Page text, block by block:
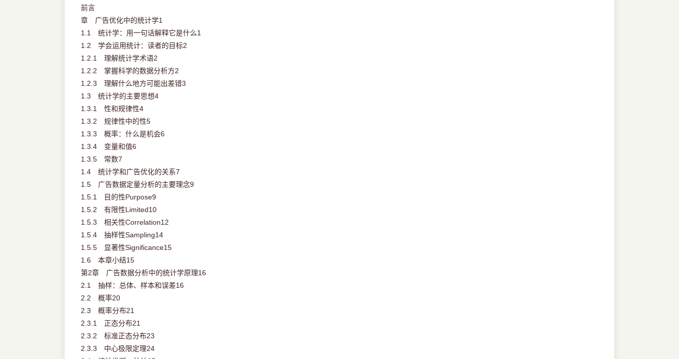
前言
章 广告优化中的统计学1
1.1 统计学：用一句话解释它是什么1
1.2 学会运用统计：读者的目标2
1.2.1 理解统计学术语2
1.2.2 掌握科学的数据分析方2
1.2.3 理解什么地方可能出差错3
1.3 统计学的主要思想4
1.3.1 性和规律性4
1.3.2 规律性中的性5
1.3.3 概率：什么是机会6
1.3.4 变量和值6
1.3.5 常数7
1.4 统计学和广告优化的关系7
1.5 广告数据定量分析的主要理念9
1.5.1 目的性Purpose9
1.5.2 有限性Limited10
1.5.3 相关性Correlation12
1.5.4 抽样性Sampling14
1.5.5 显著性Significance15
1.6 本章小结15
第2章 广告数据分析中的统计学原理16
2.1 抽样：总体、样本和误差16
2.2 概率20
2.3 概率分布21
2.3.1 正态分布21
2.3.2 标准正态分布23
2.3.3 中心极限定理24